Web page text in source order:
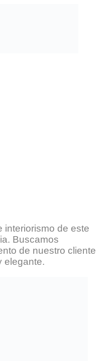
interiorismo de este
Buscamos
de nuestro cliente
elegante.